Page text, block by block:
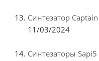
Синтезатор Captain
11/03/2024
Синтезаторы Sapi5